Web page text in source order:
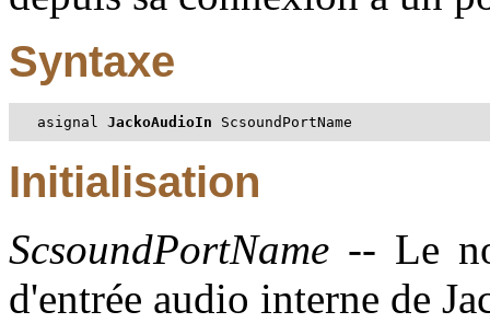
Syntaxe
asignal JackoAudioIn ScsoundPortName
Initialisation
ScsoundPortName -- Le
d'entrée audio interne de